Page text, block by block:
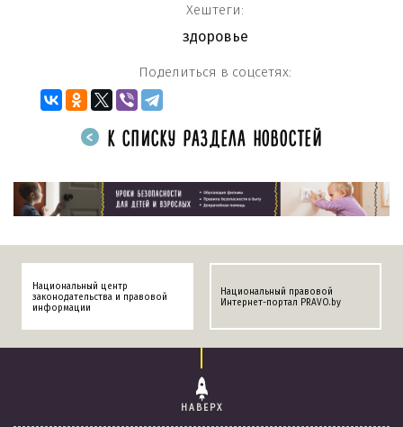
Хештеги:
здоровье
Поделиться в соцсетях:
К СПИСКУ РАЗДЕЛА НОВОСТЕЙ
Национальный центр
законодательства и правовой
информации
Национальный правовой
Интернет-портал PRAVO.by
НАВЕРХ